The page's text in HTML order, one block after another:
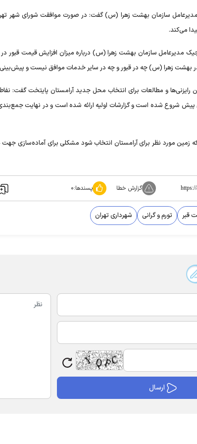
می‌کند.
مدیرعامل سازمان بهشت زهرا (س) درباره میزان افزایش قیمت قبور در
رایزنی‌ها و مطالعات برای انتخاب محل جدید آرامستان پایتخت گفت:
از حدود ۴ سال پیش شروع شده است و گزارشات اولیه ارائه شده است و در
گزارش خطا پسندها:۰
قبر تورم و گرانی شهرداری تهران